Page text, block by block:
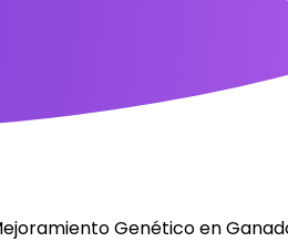
Genético en